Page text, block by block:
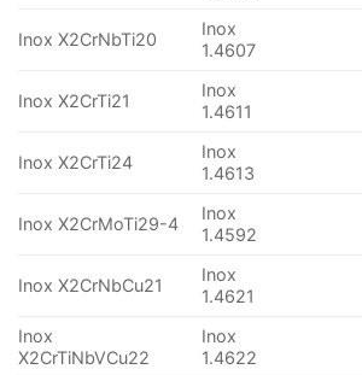
Inox X2CrNbTi20
Inox
1.4607
Inox X2CrTi21
Inox
1.4611
Inox X2CrTi24
Inox
1.4613
Inox X2CrMoTi29-4
Inox
1.4592
Inox X2CrNbCu21
Inox
1.4621
Inox
X2CrTiNbVCu22
Inox
1.4622